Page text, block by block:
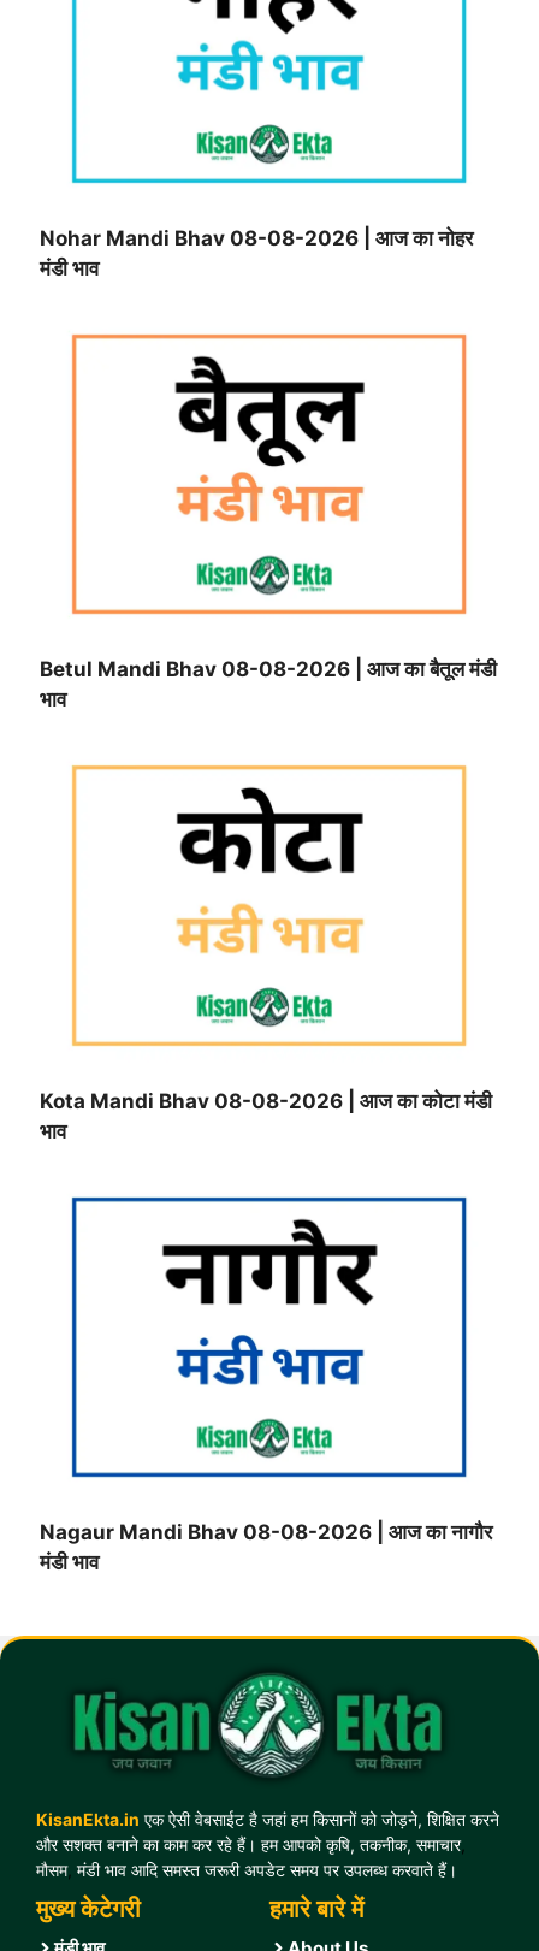
Nohar Mandi Bhav 08-08-2026 | आज का नोहर
मंडी भाव
Betul Mandi Bhav 08-08-2026 | आज का बैतूल मंडी
भाव
Kota Mandi Bhav 08-08-2026 | आज का कोटा मंडी
भाव
Nagaur Mandi Bhav 08-08-2026 | आज का नागौर
मंडी भाव
KisanEkta.in एक ऐसी वेबसाईट है जहां हम किसानों को जोड़ने, शिक्षित करने
और सशक्त बनाने का काम कर रहे हैं। हम आपको कृषि, तकनीक, समाचार,
मौसम, मंडी भाव आदि समस्त जरूरी अपडेट समय पर उपलब्ध करवाते हैं।
मुख्य केटेगरी हमारे बारे में